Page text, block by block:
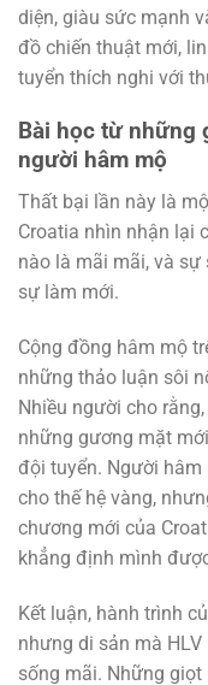
diện, giàu sức mạnh
đồ chiến thuật mới,
tuyển thích nghi với
Bài học từ những
người hâm mộ
Thất bại lần này là
Croatia nhìn nhận lại
nào là mãi mãi, và
sự làm mới.
Cộng đồng hâm mộ
những thảo luận sôi
Nhiều người cho
những gương mặt
đội tuyển. Người
cho thế hệ vàng,
chương mới của
khẳng định mình
Kết luận, hành trình
nhưng di sản mà
sống mãi. Những